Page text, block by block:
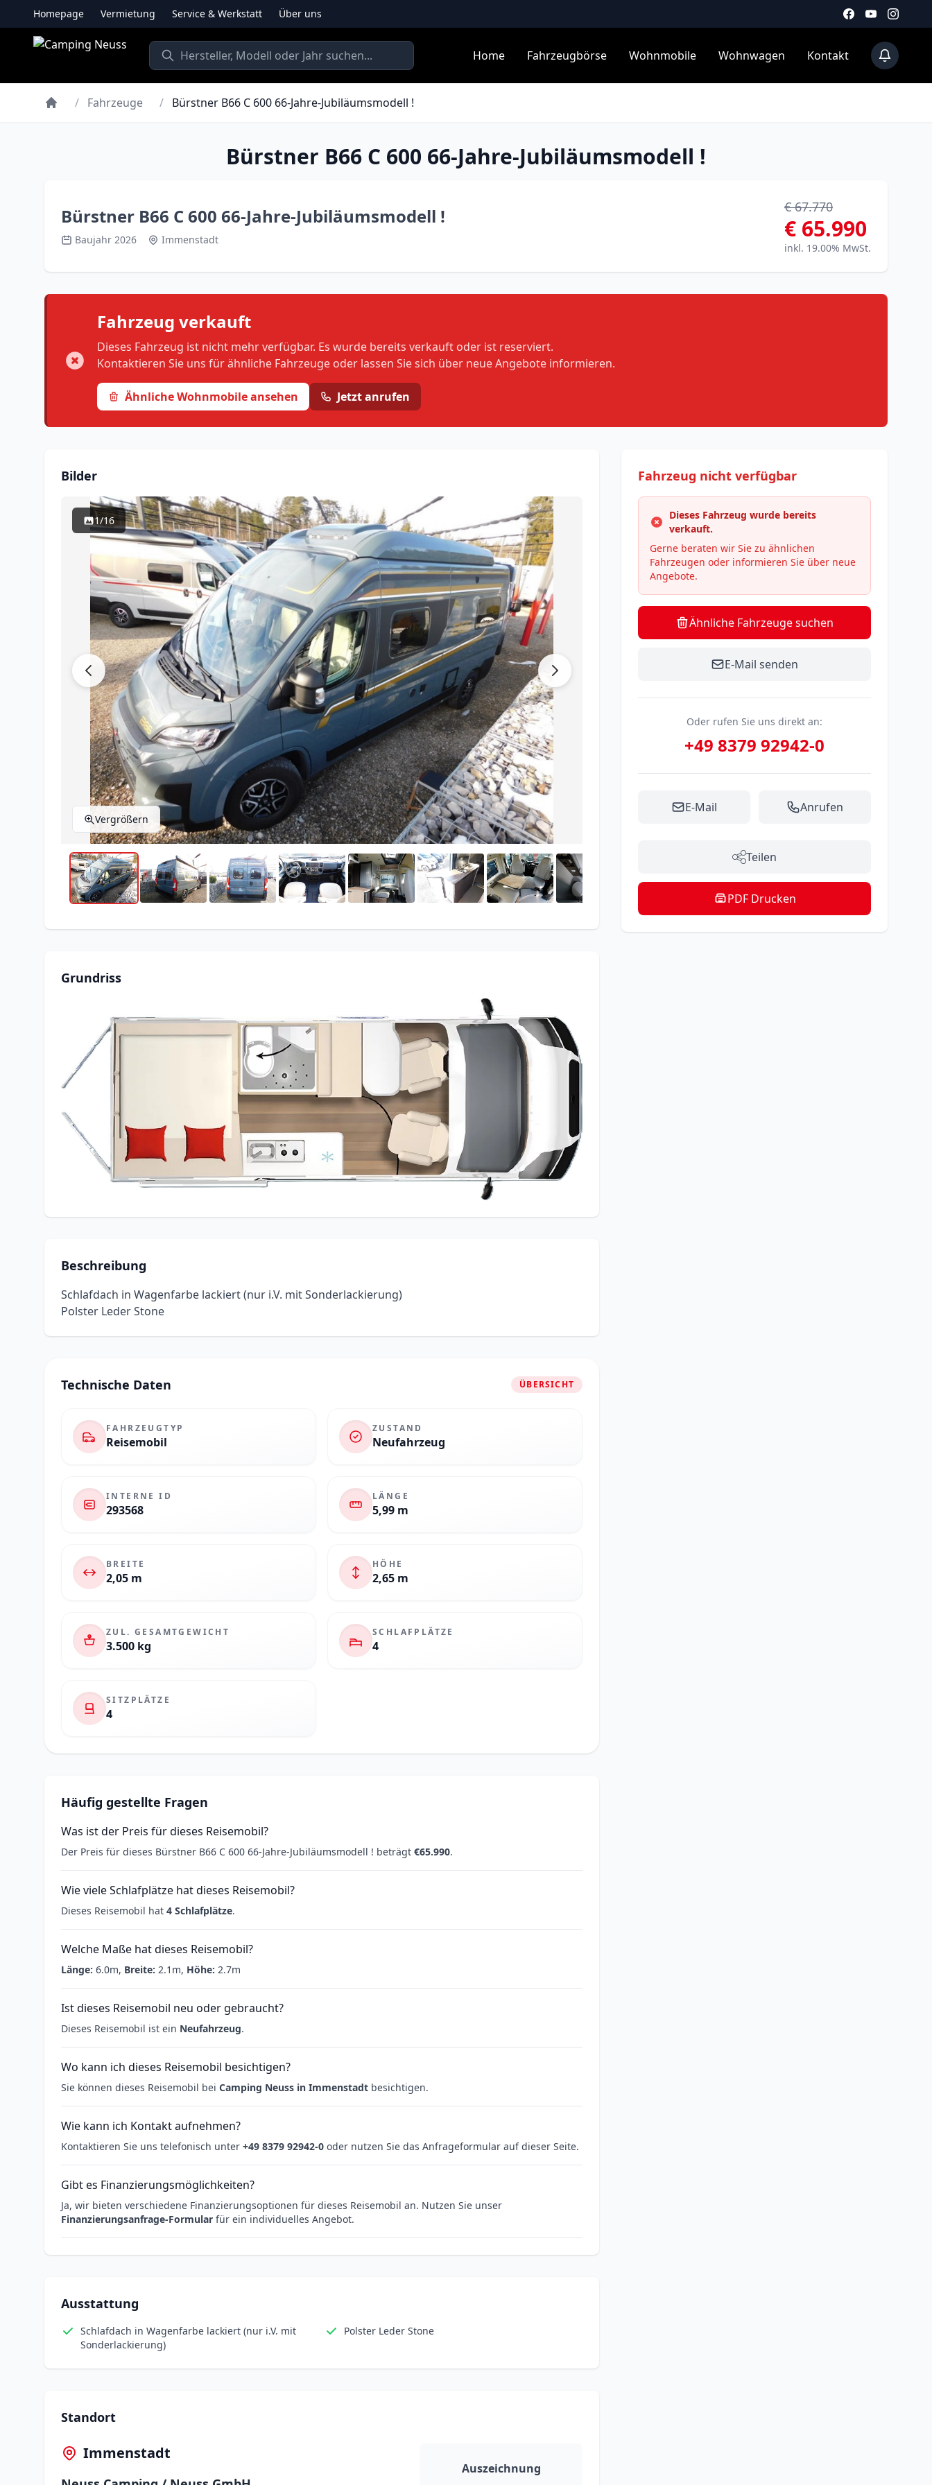
Homepage Vermietung Service & Werkstatt Über uns
Home Fahrzeugbörse Wohnmobile Wohnwagen Kontakt
/ Fahrzeuge / Bürstner B66 C 600 66-Jahre-Jubiläumsmodell !
Bürstner B66 C 600 66-Jahre-Jubiläumsmodell !
Bürstner B66 C 600 66-Jahre-Jubiläumsmodell !
Baujahr 2026 Immenstadt
€ 67.770
€ 65.990
inkl. 19.00% MwSt.
Fahrzeug verkauft
Dieses Fahrzeug ist nicht mehr verfügbar. Es wurde bereits verkauft oder ist reserviert.
Kontaktieren Sie uns für ähnliche Fahrzeuge oder lassen Sie sich über neue Angebote informieren.
Ähnliche Wohnmobile ansehen Jetzt anrufen
Bilder
1/16
Vergrößern
Grundriss
Beschreibung
Schlafdach in Wagenfarbe lackiert (nur i.V. mit Sonderlackierung)
Polster Leder Stone
Technische Daten ÜBERSICHT
FAHRZEUGTYP
Reisemobil
ZUSTAND
Neufahrzeug
INTERNE ID
293568
LÄNGE
5,99 m
BREITE
2,05 m
HÖHE
2,65 m
ZUL. GESAMTGEWICHT
3.500 kg
SCHLAFPLÄTZE
4
SITZPLÄTZE
4
Häufig gestellte Fragen
Was ist der Preis für dieses Reisemobil?
Der Preis für dieses Bürstner B66 C 600 66-Jahre-Jubiläumsmodell ! beträgt €65.990.
Wie viele Schlafplätze hat dieses Reisemobil?
Dieses Reisemobil hat 4 Schlafplätze.
Welche Maße hat dieses Reisemobil?
Länge: 6.0m, Breite: 2.1m, Höhe: 2.7m
Ist dieses Reisemobil neu oder gebraucht?
Dieses Reisemobil ist ein Neufahrzeug.
Wo kann ich dieses Reisemobil besichtigen?
Sie können dieses Reisemobil bei Camping Neuss in Immenstadt besichtigen.
Wie kann ich Kontakt aufnehmen?
Kontaktieren Sie uns telefonisch unter +49 8379 92942-0 oder nutzen Sie das Anfrageformular auf dieser Seite.
Gibt es Finanzierungsmöglichkeiten?
Ja, wir bieten verschiedene Finanzierungsoptionen für dieses Reisemobil an. Nutzen Sie unser
Finanzierungsanfrage-Formular für ein individuelles Angebot.
Ausstattung
Schlafdach in Wagenfarbe lackiert (nur i.V. mit
Sonderlackierung)
Polster Leder Stone
Standort
Immenstadt
Auszeichnung
Fahrzeug nicht verfügbar
Dieses Fahrzeug wurde bereits
verkauft.
Gerne beraten wir Sie zu ähnlichen
Fahrzeugen oder informieren Sie über neue
Angebote.
Ähnliche Fahrzeuge suchen
E-Mail senden
Oder rufen Sie uns direkt an:
+49 8379 92942-0
E-Mail Anrufen
Teilen
PDF Drucken